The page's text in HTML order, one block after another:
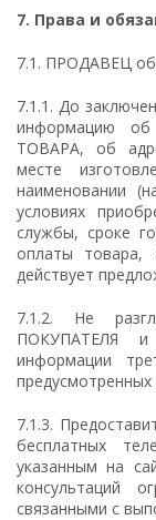
7. Права и
7.1. ПРОДАВЕЦ
7.1.1. До
информацию об
ТОВАРА, об
месте
наименовании
условиях
службы, сроке
оплаты
действует
7.1.2. Не
ПОКУПАТЕЛЯ
информации
7.1.3.
бесплатных
указанным на
консультаций
связанными с